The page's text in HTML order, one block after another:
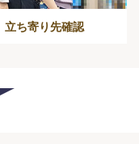
立ち寄り先確認